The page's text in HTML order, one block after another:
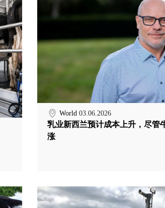
Univers2020在法国推出
拣技术
World 03.06.2026
乳业新西兰预计成本上升，尽管
涨